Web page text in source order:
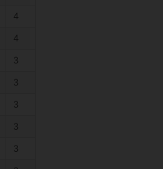
4
4
3
3
3
3
3